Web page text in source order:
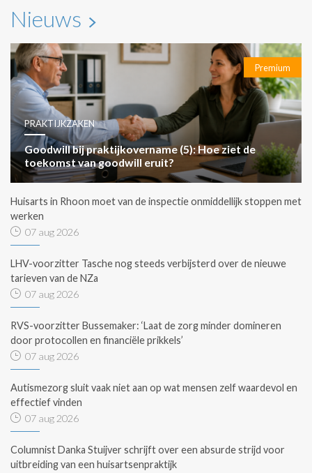
Nieuws
Premium
PRAKTIJKZAKEN
Goodwill bij praktijkovername (5): Hoe ziet de
toekomst van goodwill eruit?
Huisarts in Rhoon moet van de inspectie onmiddellijk stoppen met
werken
07 aug 2026
LHV-voorzitter Tasche nog steeds verbijsterd over de nieuwe
tarieven van de NZa
07 aug 2026
RVS-voorzitter Bussemaker: ‘Laat de zorg minder domineren
door protocollen en financiële prikkels’
07 aug 2026
Autismezorg sluit vaak niet aan op wat mensen zelf waardevol en
effectief vinden
07 aug 2026
Columnist Danka Stuijver schrijft over een absurde strijd voor
uitbreiding van een huisartsenpraktijk